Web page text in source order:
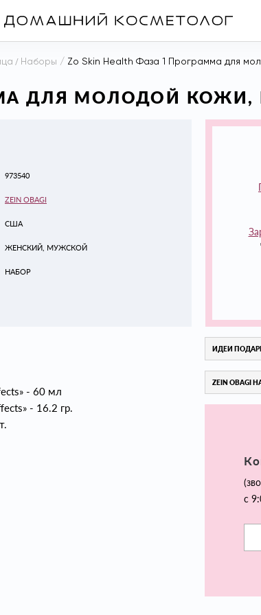
/ Наборы / Zo Skin Health Фаза 1 Программа для
ДЛЯ МОЛОДОЙ КОЖИ,
973540
ZEIN OBAGI
США
ЖЕНСКИЙ, МУЖСКОЙ
НАБОР
- 60 мл
- 16.2 гр.
ИДЕИ
ZEIN OBAGI
с